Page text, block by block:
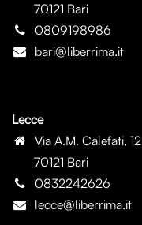
70121 Bari
0809198986
bari@liberrima.it
Lecce
Via A.M. Calefati, 12
70121 Bari
0832242626
lecce@liberrima.it